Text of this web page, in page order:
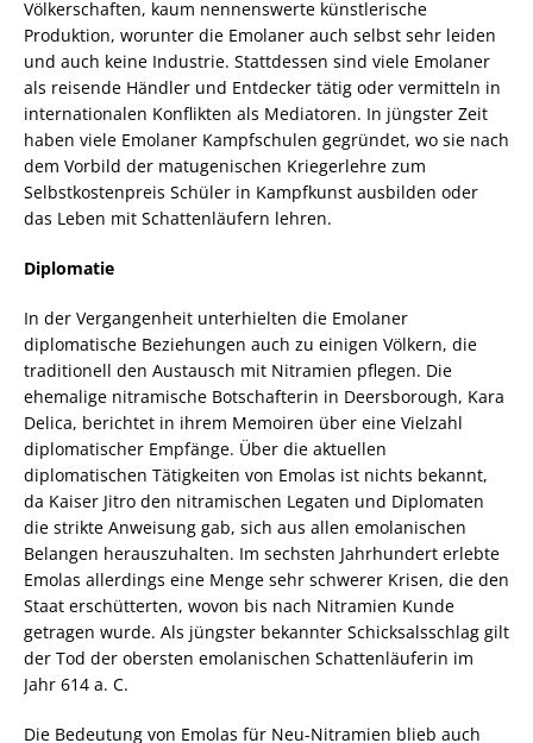
Völkerschaften, kaum nennenswerte künstlerische
Produktion, worunter die Emolaner auch selbst sehr leiden
und auch keine Industrie. Stattdessen sind viele Emolaner
als reisende Händler und Entdecker tätig oder vermitteln in
internationalen Konflikten als Mediatoren. In jüngster Zeit
haben viele Emolaner Kampfschulen gegründet, wo sie nach
dem Vorbild der matugenischen Kriegerlehre zum
Selbstkostenpreis Schüler in Kampfkunst ausbilden oder
das Leben mit Schattenläufern lehren.
Diplomatie
In der Vergangenheit unterhielten die Emolaner
diplomatische Beziehungen auch zu einigen Völkern, die
traditionell den Austausch mit Nitramien pflegen. Die
ehemalige nitramische Botschafterin in Deersborough, Kara
Delica, berichtet in ihrem Memoiren über eine Vielzahl
diplomatischer Empfänge. Über die aktuellen
diplomatischen Tätigkeiten von Emolas ist nichts bekannt,
da Kaiser Jitro den nitramischen Legaten und Diplomaten
die strikte Anweisung gab, sich aus allen emolanischen
Belangen herauszuhalten. Im sechsten Jahrhundert erlebte
Emolas allerdings eine Menge sehr schwerer Krisen, die den
Staat erschütterten, wovon bis nach Nitramien Kunde
getragen wurde. Als jüngster bekannter Schicksalsschlag gilt
der Tod der obersten emolanischen Schattenläuferin im
Jahr 614 a. C.
Die Bedeutung von Emolas für Neu-Nitramien blieb auch